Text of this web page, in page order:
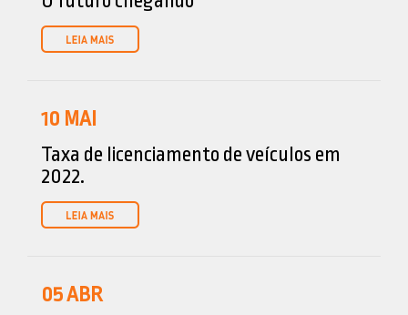
10 MAI
Taxa de licenciamento de veículos em
2022.
05ABR